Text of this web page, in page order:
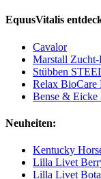
EquusVitalis
Cavalor
Marstall
Stübben
Relax BioCare
Bense & Eicke
Neuheiten:
Kentucky
Lilla Livet
Lilla Livet